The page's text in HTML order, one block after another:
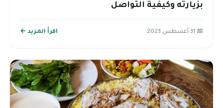
بزيارته وكيفية التواصل
📅 31 أغسطس 2023 اقرأ المزيد ←